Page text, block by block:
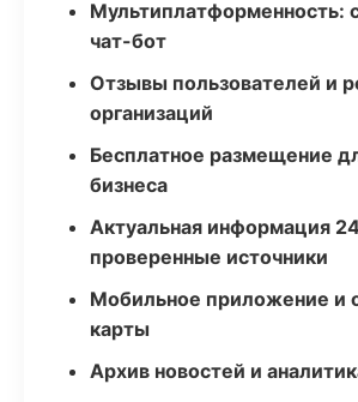
Мультиплатформенность:
чат-бот
Отзывы пользователей и
организаций
Бесплатное размещение
бизнеса
Актуальная информация
проверенные источники
Мобильное приложение и
карты
Архив новостей и